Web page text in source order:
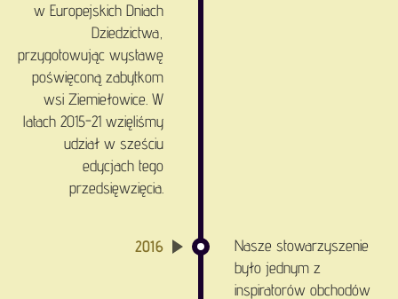
w Europejskich Dniach
Dziedzictwa,
przygotowując wystawę
poświęconą zabytkom
wsi Ziemiełowice. W
latach 2015-21 wzięliśmy
udział w sześciu
edycjach tego
przedsięwzięcia.
2016
Nasze stowarzyszenie
było jednym z
inspiratorów obchodów